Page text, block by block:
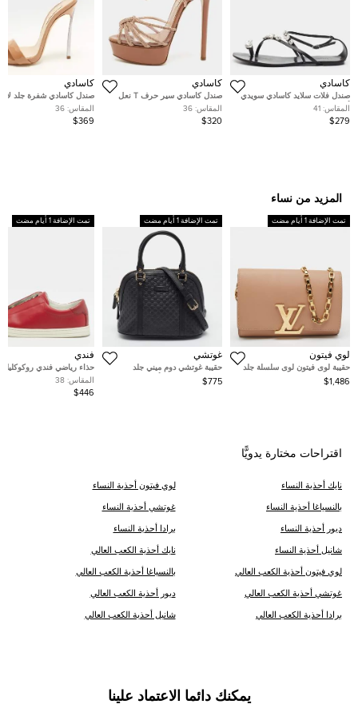
كاسادي
صندل فلات سلايد كاسادي سويدي
أزرق كحلي بروش كريستال
مزخرف مقدمة مفتوحة مقاس 36
المقاس: 41
$279
كاسادي
صندل كاسادي سير حرف T نعل
سميك جلد ثعبان بيج مقاس 39
المقاس: 36
$320
كاسادي
صندل كاسادي شفرة جلد
بحزام للكاحل مقاس 36
المقاس: 36
$369
المزيد من نساء
تمت الإضافة 1 أيام مضت
لوي فيتون
حقيبة لوى فيتون لوى سلسلة جلد
لامعة بيج MM
$1,486
تمت الإضافة 1 أيام مضت
غوتشي
حقيبة غوتشي دوم ميني جلد
مايكروغوتشيشيما أزرق فاتح
$775
تمت الإضافة 1 أيام مضت
فندي
حذاء رياضي فندي روكوكليك
العنابي من الجلد مقاس 38
المقاس: 38
$446
اقتراحات مختارة يدويًّا
نايك أحذية النساء لوي فيتون أحذية النساء
ب‍‍النسياغا أحذية النساء غوتشي أحذية النساء
ديور أحذية النساء برادا أحذية النساء
شانيل أحذية النساء نايك أحذية الكعب العالي
لوي فيتون أحذية الكعب العالي ب‍‍النسياغا أحذية الكعب العالي
غوتشي أحذية الكعب العالي ديور أحذية الكعب العالي
برادا أحذية الكعب العالي شانيل أحذية الكعب العالي
يمكنك دائما الاعتماد علينا